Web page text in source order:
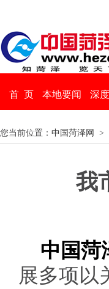
首 页 本地要闻 深
您当前位置： 中国菏泽网 >
我
中国菏
展多项以